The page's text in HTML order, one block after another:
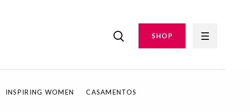
SHOP
INSPIRING WOMEN CASAMENTOS